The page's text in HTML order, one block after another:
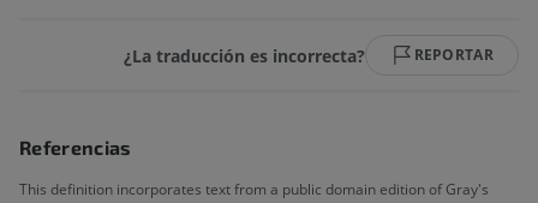
¿La traducción es incorrecta? REPORTAR
Referencias
This definition incorporates text from a public domain edition of Gray's